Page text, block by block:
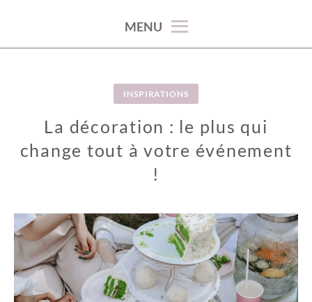
MENU
INSPIRATIONS
La décoration : le plus qui
change tout à votre événement
!